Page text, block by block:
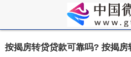
按揭房转贷贷款可靠吗? 按揭